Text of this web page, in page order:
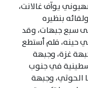
يوآف غالانت،
بنظيره
سبع جبهات، وقد
حينه، فلم أستطع
غزة، وجبهة
في جنوب
الحوثي، وجبهة